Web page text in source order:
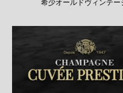
希少オールドヴィンテ